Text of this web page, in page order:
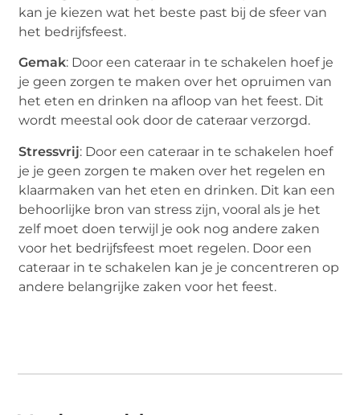
kan je kiezen wat het beste past bij de sfeer van
het bedrijfsfeest.
Gemak: Door een cateraar in te schakelen hoef je
je geen zorgen te maken over het opruimen van
het eten en drinken na afloop van het feest. Dit
wordt meestal ook door de cateraar verzorgd.
Stressvrij: Door een cateraar in te schakelen hoef
je je geen zorgen te maken over het regelen en
klaarmaken van het eten en drinken. Dit kan een
behoorlijke bron van stress zijn, vooral als je het
zelf moet doen terwijl je ook nog andere zaken
voor het bedrijfsfeest moet regelen. Door een
cateraar in te schakelen kan je je concentreren op
andere belangrijke zaken voor het feest.